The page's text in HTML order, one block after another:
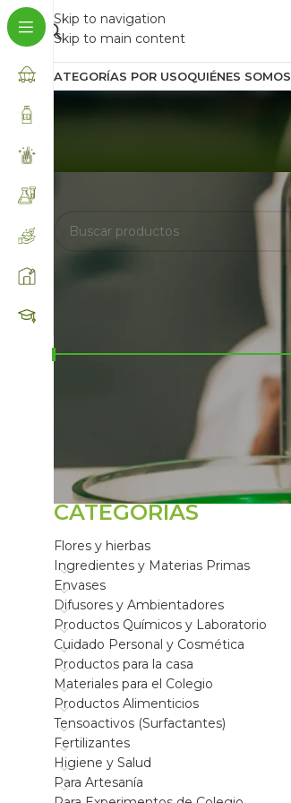
Skip to navigation
Skip to main content
CATEGORÍAS POR USOQUIÉNES SOMOS
FILTRAR POR PRECIO
$29.300
FILTRAR POR
CATEGORÍAS
Flores y hierbas
Ingredientes y Materias Primas
Envases
Difusores y Ambientadores
Productos Químicos y Laboratorio
Cuidado Personal y Cosmética
Productos para la casa
Materiales para el Colegio
Productos Alimenticios
Tensoactivos (Surfactantes)
Fertilizantes
Higiene y Salud
Para Artesanía